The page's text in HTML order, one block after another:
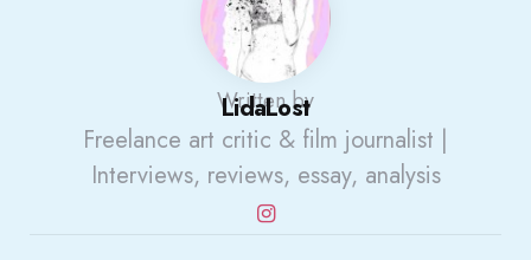
Written by
LidaLost
Freelance art critic & film journalist |
Interviews, reviews, essay, analysis